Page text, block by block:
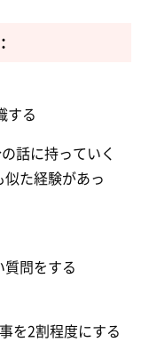
する
話に持っていく
た経験があっ
問をする
を2割程度にする